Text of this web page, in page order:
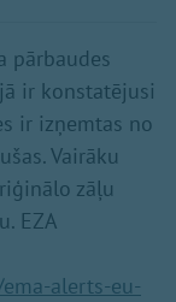
pārbaudes
ir konstatējusi
ir izņemtas no
Vairāku
zāļu
EZA
alerts-eu-